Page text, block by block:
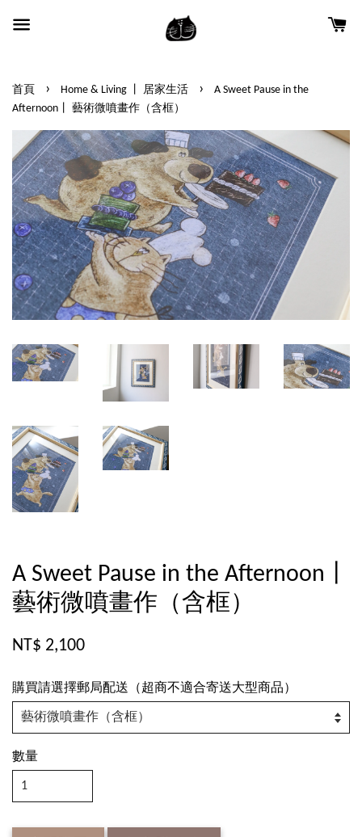
首頁 › Home & Living 丨 居家生活 ›
A Sweet Pause in the
Afternoon丨 藝術微噴畫作（含框）
A Sweet Pause in the Afternoon丨
藝術微噴畫作（含框）
NT$ 2,100
購買請選擇郵局配送（超商不適合寄送大型商品）
數量